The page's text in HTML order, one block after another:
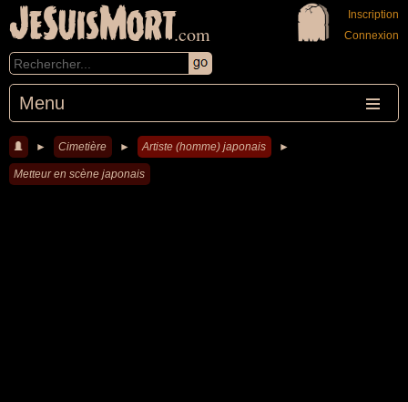
JeSuisMort.com
Menu
Inscription
Connexion
► Cimetière ► Artiste (homme) japonais ►
Metteur en scène japonais